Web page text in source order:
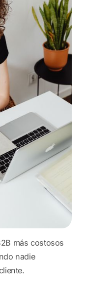
más costosos
nadie